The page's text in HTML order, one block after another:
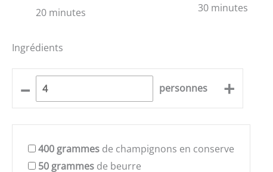
20 minutes 30 minutes
Ingrédients
– personnes +
400 grammes de champignons en conserve
50 grammes de beurre